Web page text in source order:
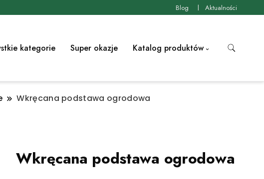
Blog Aktualności
kategorie Super okazje Katalog produktów
Wkręcana podstawa ogrodowa
Wkręcana podstawa ogrodowa